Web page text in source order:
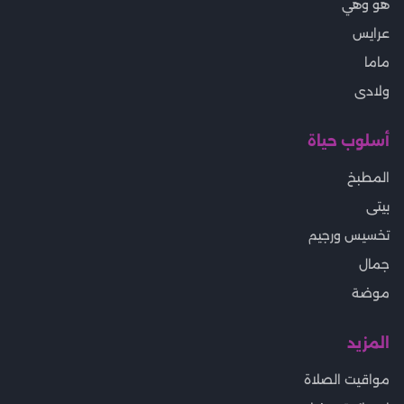
هو وهي
عرايس
ماما
ولادى
أسلوب حياة
المطبخ
بيتى
تخسيس ورجيم
جمال
موضة
المزيد
مواقيت الصلاة